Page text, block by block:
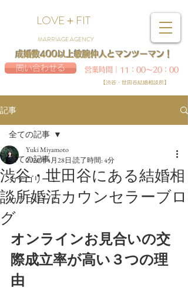
LOVE＋FIT
MARRIAGE AGENCY
問い合わせる
【渋谷・世田谷結婚相談所】
成婚数400以上敏腕仲人とマンツーマン！
営業時間｜11：00～20：00
記事
全ての記事
カテゴリー 1
カテゴリー 2
全ての記事
渋谷・世田谷にある結婚相
談所婚活カウンセラーブロ
グ
Yuki Miyamoto
2020年4月28日 読了時間: 4分
オンラインお見合いの交
際成立率が高い３つの理
由